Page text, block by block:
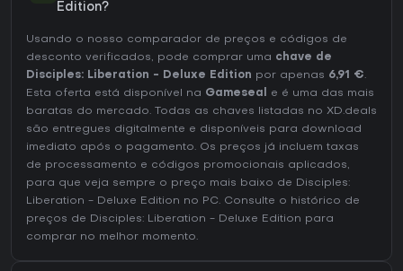
Edition?
Usando o nosso comparador de preços e códigos de
desconto verificados, pode comprar uma chave de
Disciples: Liberation - Deluxe Edition por apenas 6,91 €.
Esta oferta está disponível na Gameseal
e é uma das mais
baratas do mercado. Todas as chaves listadas no XD.deals
são entregues digitalmente e disponíveis para download
imediato após o pagamento. Os preços já incluem taxas
de processamento e códigos promocionais aplicados,
para que veja sempre o preço mais baixo de Disciples:
Liberation - Deluxe Edition no PC. Consulte o histórico de
preços de Disciples: Liberation - Deluxe Edition para
comprar no melhor momento.